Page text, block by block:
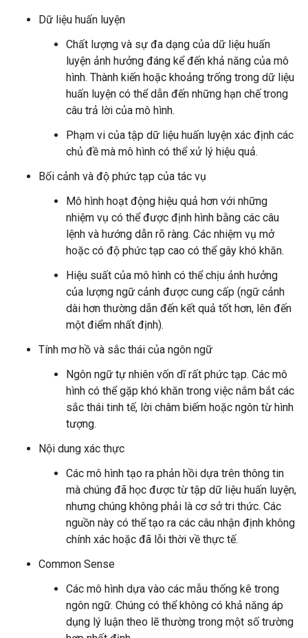
Dữ liệu huấn luyện
Chất lượng và sự đa dạng của dữ liệu huấn
luyện ảnh hưởng đáng kể đến khả năng của mô
hình. Thành kiến hoặc khoảng trống trong dữ liệu
huấn luyện có thể dẫn đến những hạn chế trong
câu trả lời của mô hình.
Phạm vi của tập dữ liệu huấn luyện xác định các
chủ đề mà mô hình có thể xử lý hiệu quả.
Bối cảnh và độ phức tạp của tác vụ
Mô hình hoạt động hiệu quả hơn với những
nhiệm vụ có thể được định hình bằng các câu
lệnh và hướng dẫn rõ ràng. Các nhiệm vụ mở
hoặc có độ phức tạp cao có thể gây khó khăn.
Hiệu suất của mô hình có thể chịu ảnh hưởng
của lượng ngữ cảnh được cung cấp (ngữ cảnh
dài hơn thường dẫn đến kết quả tốt hơn, lên đến
một điểm nhất định).
Tính mơ hồ và sắc thái của ngôn ngữ
Ngôn ngữ tự nhiên vốn dĩ rất phức tạp. Các mô
hình có thể gặp khó khăn trong việc nắm bắt các
sắc thái tinh tế, lời châm biếm hoặc ngôn từ hình
tượng.
Nội dung xác thực
Các mô hình tạo ra phản hồi dựa trên thông tin
mà chúng đã học được từ tập dữ liệu huấn luyện,
nhưng chúng không phải là cơ sở tri thức. Các
nguồn này có thể tạo ra các câu nhận định không
chính xác hoặc đã lỗi thời về thực tế.
Common Sense
Các mô hình dựa vào các mẫu thống kê trong
ngôn ngữ. Chúng có thể không có khả năng áp
dụng lý luận theo lẽ thường trong một số trường